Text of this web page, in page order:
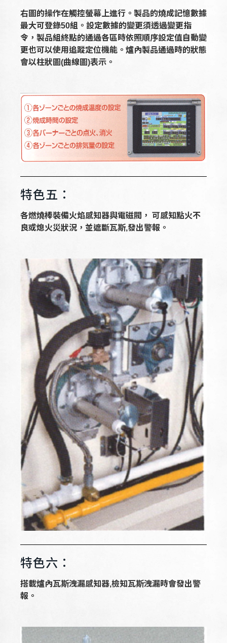
右圖的操作在觸控螢幕上進行。製品的燒成記憶數據
最大可登錄50組。設定數據的變更須透過變更指
令， 製品組終點的通過各區時依照順序設定值自動變
更也可以使用追蹤定位機能。爐內製品通過時的狀態
會以柱狀圖(曲線圖)表示。
特色五：
各燃燒棒裝備火焰感知器與電磁閥， 可感知點火不
良或熄火災狀況， 並遮斷瓦斯,發出警報。
特色六：
搭載爐內瓦斯洩漏感知器,檢知瓦斯洩漏時會發出警
報。